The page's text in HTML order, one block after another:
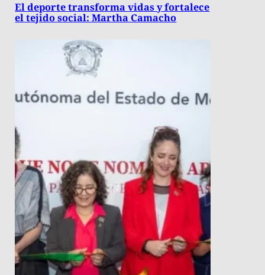
El deporte transforma vidas y fortalece
el tejido social: Martha Camacho